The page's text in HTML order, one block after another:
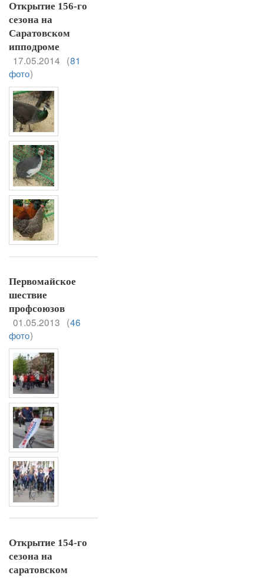
Открытие 156-го
сезона на
Саратовском
ипподроме
17.05.2014 (81
фото)
Первомайское
шествие
профсоюзов
01.05.2013 (46
фото)
Открытие 154-го
сезона на
саратовском